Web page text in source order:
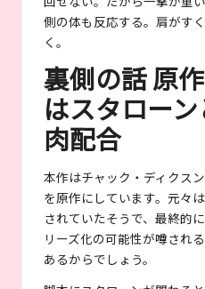
側の体も反応する。肩がす
く。
裏側の話 原
はスタロー
肉配合
本作はチャック・ディクス
を原作にしています。元々
されていたそうで、最終的
リーズ化の可能性が噂され
あるからでしょう。